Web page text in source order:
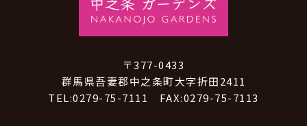
〒377-0433
群馬県吾妻郡中之条町大字折田2411
TEL:0279-75-7111 FAX:0279-75-7113